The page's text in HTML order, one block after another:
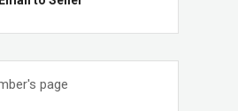
page